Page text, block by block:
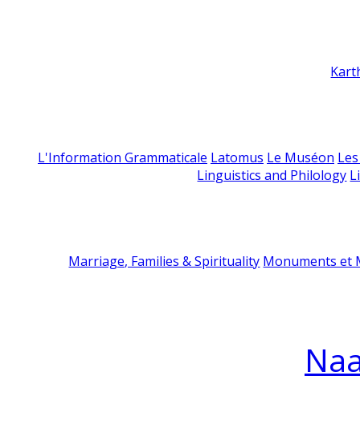
L'Information Grammaticale Latomus Le Muséon
Linguistics and Philology
Marriage, Families & Spirituality Monuments et